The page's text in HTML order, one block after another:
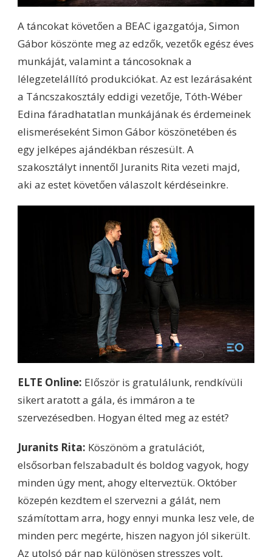
A táncokat követően a BEAC igazgatója, Simon
Gábor köszönte meg az edzők, vezetők egész éves
munkáját, valamint a táncosoknak a
lélegzetelállító produkciókat. Az est lezárásaként
a Táncszakosztály eddigi vezetője, Tóth-Wéber
Edina fáradhatatlan munkájának és érdemeinek
elismeréseként Simon Gábor köszönetében és
egy jelképes ajándékban részesült. A
szakosztályt innentől Juranits Rita vezeti majd,
aki az estet követően válaszolt kérdéseinkre.
ELTE Online: Először is gratulálunk, rendkívüli
sikert aratott a gála, és immáron a te
szervezésedben. Hogyan élted meg az estét?
Juranits Rita: Köszönöm a gratulációt,
elsősorban felszabadult és boldog vagyok, hogy
minden úgy ment, ahogy elterveztük. Október
közepén kezdtem el szervezni a gálát, nem
számítottam arra, hogy ennyi munka lesz vele, de
minden perc megérte, hiszen nagyon jól sikerült.
Az utolsó pár nap különösen stresszes volt,